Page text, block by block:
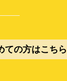
ての方はこちら